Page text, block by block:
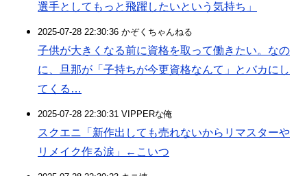
選手としてもっと飛躍したいという気持ち」
2025-07-28 22:30:36 かぞくちゃんねる
子供が大きくなる前に資格を取って働きたい。なの
に、旦那が「子持ちが今更資格なんて」とバカにし
てくる…
2025-07-28 22:30:31 VIPPERな俺
スクエニ「新作出しても売れないからリマスターや
リメイク作る涙」←こいつ